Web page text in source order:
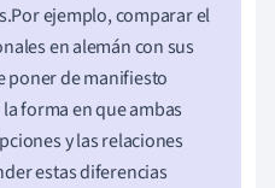
ejemplo, comparar el
en alemán con sus
poner de manifiesto
forma en que ambas
y las relaciones
estas diferencias